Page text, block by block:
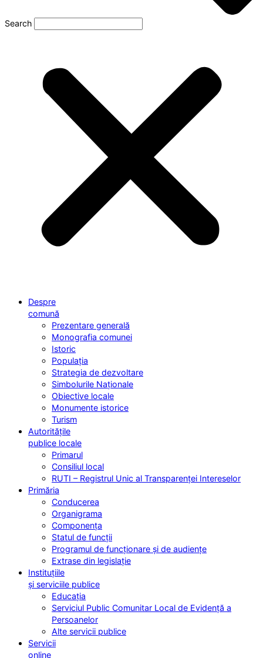
Search
Despre
comună
Prezentare generală
Monografia comunei
Istoric
Populația
Strategia de dezvoltare
Simbolurile Naționale
Obiective locale
Monumente istorice
Turism
Autoritățile
publice locale
Primarul
Consiliul local
RUTI – Registrul Unic al Transparenței Intereselor
Primăria
Conducerea
Organigrama
Componența
Statul de funcții
Programul de funcționare și de audiențe
Extrase din legislație
Instituțiile
și serviciile publice
Educația
Serviciul Public Comunitar Local de Evidență a
Persoanelor
Alte servicii publice
Servicii
online